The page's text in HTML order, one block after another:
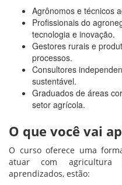
Agrônomos e técnicos
Profissionais do
tecnologia e inovação.
Gestores rurais e
processos.
Consultores
sustentável.
Graduados de áreas
setor agrícola.
O que você vai
O curso oferece uma
atuar com agricultura
aprendizados, estão: